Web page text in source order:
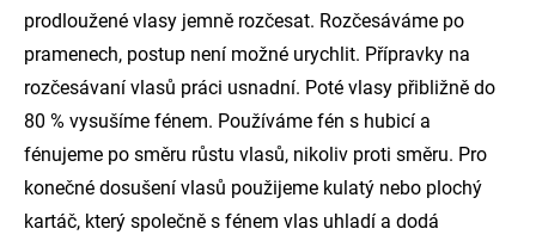
prodloužené vlasy jemně rozčesat. Rozčesáváme po
pramenech, postup není možné urychlit. Přípravky na
rozčesávaní vlasů práci usnadní. Poté vlasy přibližně do
80 % vysušíme fénem. Používáme fén s hubicí a
fénujeme po směru růstu vlasů, nikoliv proti směru. Pro
konečné dosušení vlasů použijeme kulatý nebo plochý
kartáč, který společně s fénem vlas uhladí a dodá